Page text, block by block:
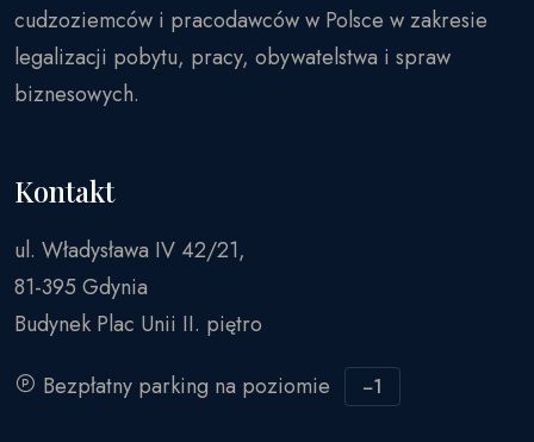
cudzoziemców i pracodawców w Polsce w zakresie
legalizacji pobytu, pracy, obywatelstwa i spraw
biznesowych.
Kontakt
ul. Władysława IV 42/21,
81-395 Gdynia
Budynek Plac Unii II. piętro
Bezpłatny parking na poziomie
−1